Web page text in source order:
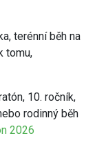
terénní běh na
tomu,
10. ročník,
rodinný běh
2026